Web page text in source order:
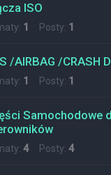
ISO
1 Posty: 1
/AIRBAG /CRASH
1 Posty: 1
Samochodowe
4Posty:4